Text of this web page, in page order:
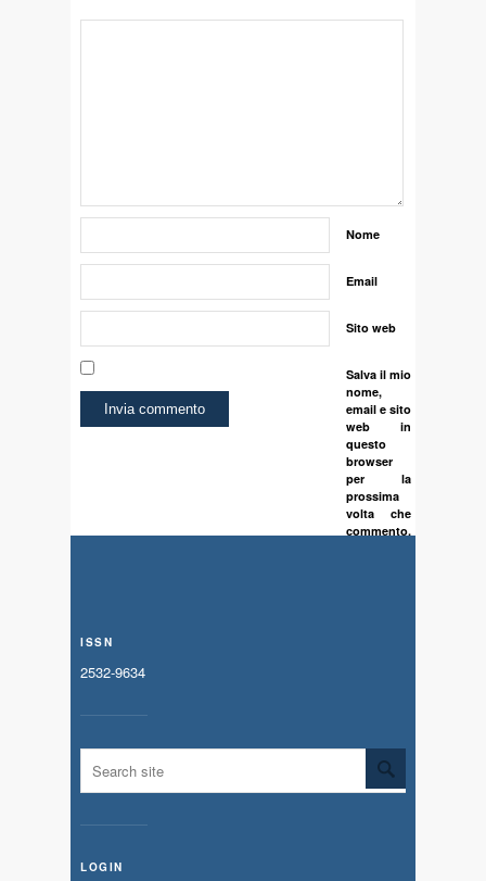
Nome
Email
Sito web
Salva il mio
nome,
email e sito
web in
questo
browser
per la
prossima
volta che
commento.
ISSN
2532-9634
LOGIN